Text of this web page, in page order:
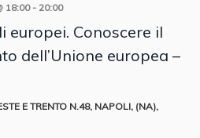
europei. Conoscere il
dell’Unione europea –
18:00- 20:00
E TRENTO N.48, NAPOLI, (NA),